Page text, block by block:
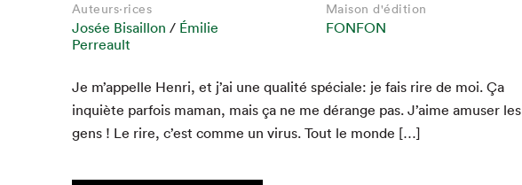
Auteurs·rices
Josée Bisaillon / Émilie
Perreault
Maison d'édition
FONFON
Je m’appelle Hen­ri, et j’ai une qual­ité spé­ciale: je fais rire de moi. Ça
inquiète par­fois maman, mais ça ne me dérange pas. J’aime amuser les
gens ! Le rire, c’est comme un virus. Tout le monde […]